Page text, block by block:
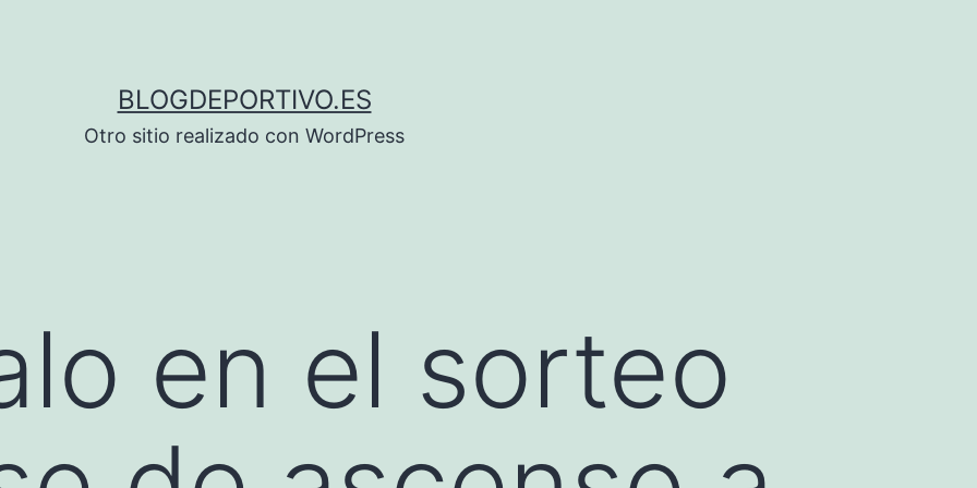
BLOGDEPORTIVO.ES
Otro sitio realizado con WordPress
en el sorteo